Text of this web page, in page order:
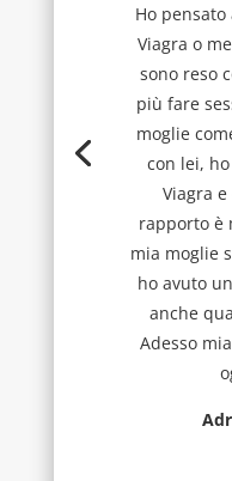
Ho
Viagra o
sono reso
più fare
moglie
con lei,
Viagra
rapporto è
mia moglie
ho avuto
anche
Adesso